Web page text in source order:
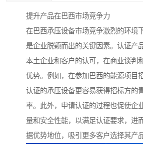
提升产品在巴西市场竞争力
在巴西承压设备市场竞争激烈的环境
是企业脱颖而出的关键因素。认证产
本土企业和客户的认可，在商业谈判
优势。例如，在参加巴西的能源项目
认证的承压设备更容易获得招标方的
率。此外，申请认证的过程也促使企
量和安全性能，以满足认证要求，进
据优势地位，吸引更多客户选择其产品